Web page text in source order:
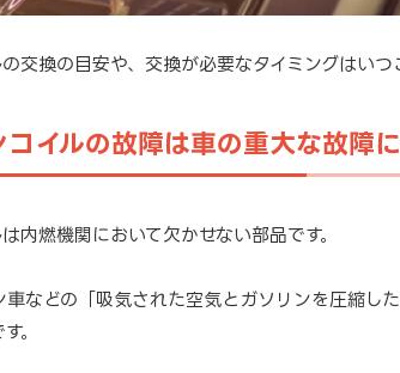
交換の目安や、交換が必要なタイミングはいつ
コイルの故障は車の重大な故障
内燃機関において欠かせない部品です。
などの「吸気された空気とガソリンを圧縮し
。